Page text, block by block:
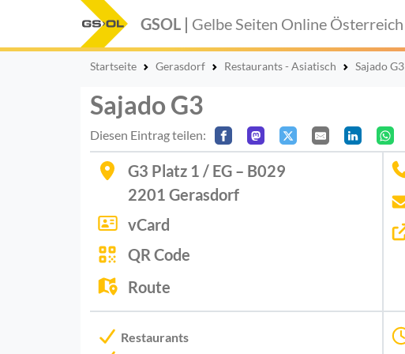
GSOL | Gelbe Seiten Online Österreich
Startseite Gerasdorf Restaurants - Asiatisch Sajado G3
Sajado G3
Diesen Eintrag teilen:
G3 Platz 1 / EG – B029
2201 Gerasdorf
vCard
QR Code
Route
Restaurants